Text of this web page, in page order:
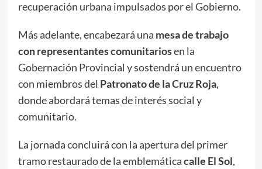
recuperación urbana impulsados por el Gobierno.
Más adelante, encabezará una mesa de trabajo
con representantes comunitariosen la
Gobernación Provincial y sostendrá un encuentro
con miembros del Patronato de la Cruz Roja,
donde abordará temas de interés social y
comunitario.
La jornada concluirá con la apertura del primer
tramo restaurado de la emblemáticacalle El Sol,